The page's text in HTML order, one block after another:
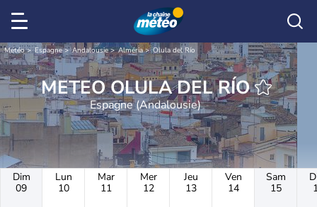
Météo Espagne Andalousie Alméria Olula del Río
METEO OLULA DEL RÍO
Espagne (Andalousie)
Dim
09
Lun
10
Mar
11
Mer
12
Jeu
13
Ven
14
Sam
15